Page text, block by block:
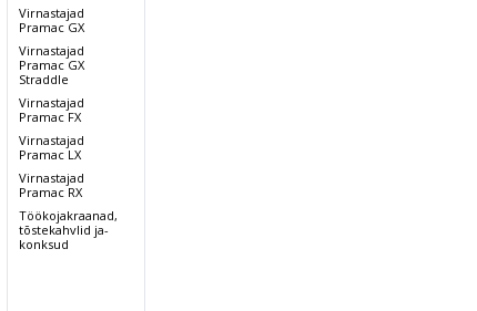
Virnastajad
Pramac GX
Virnastajad
Pramac GX
Straddle
Virnastajad
Pramac FX
Virnastajad
Pramac LX
Virnastajad
Pramac RX
Töökojakraanad,
tõstekahvlid ja-
konksud